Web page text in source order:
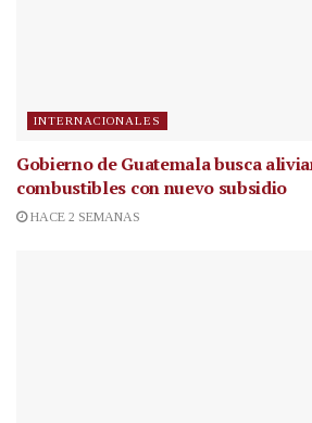
INTERNACIONALES
Gobierno de Guatemala busca
combustibles con nuevo subsidio
HACE 2 SEMANAS